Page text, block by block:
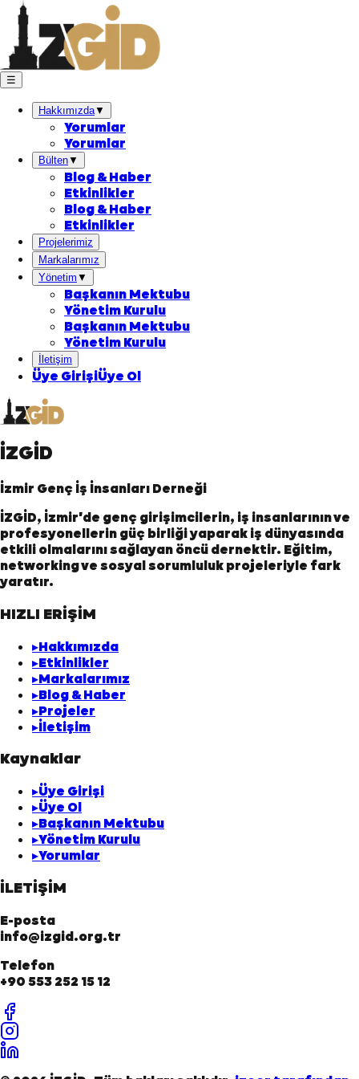
☰
Hakkımızda▼
Yorumlar
Yorumlar
Bülten▼
Blog & Haber
Etkinlikler
Blog & Haber
Etkinlikler
Projelerimiz
Markalarımız
Yönetim ▼
Başkanın Mektubu
Yönetim Kurulu
Başkanın Mektubu
Yönetim Kurulu
İletişim
Üye GirişiÜye Ol
İZGİD
İzmir Genç İş İnsanları Derneği
İZGİD, İzmir'de genç girişimcilerin, iş insanlarının ve
profesyonellerin güç birliği yaparak iş dünyasında
etkili olmalarını sağlayan öncü dernektir. Eğitim,
networking ve sosyal sorumluluk projeleriyle fark
yaratır.
HIZLI ERİŞİM
▸Hakkımızda
▸Etkinlikler
▸Markalarımız
▸Blog & Haber
▸Projeler
▸İletişim
Kaynaklar
▸Üye Girişi
▸Üye Ol
▸Başkanın Mektubu
▸Yönetim Kurulu
▸Yorumlar
İLETİŞİM
E-posta
info@izgid.org.tr
Telefon
+90 553 252 15 12